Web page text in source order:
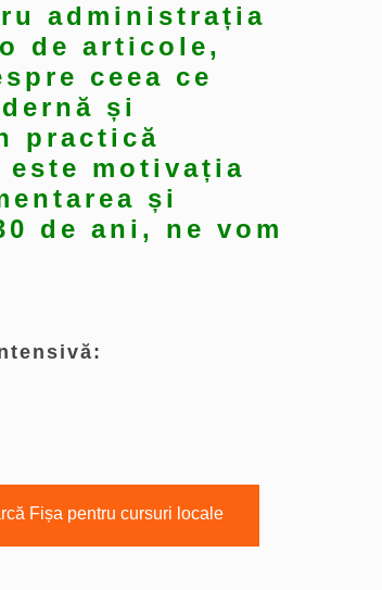
administrația
de articole,
ceea ce
și
practică
motivația
și
de ani, ne vom
Fișa pentru cursuri locale